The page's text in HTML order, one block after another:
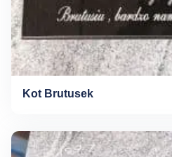
Kot Brutusek